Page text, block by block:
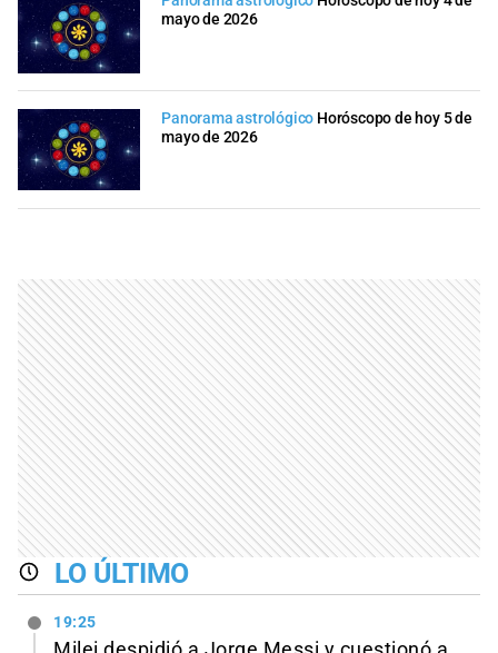
mayo de 2026
Panorama astrológico Horóscopo de hoy 5 de
mayo de 2026
LO ÚLTIMO
19:25